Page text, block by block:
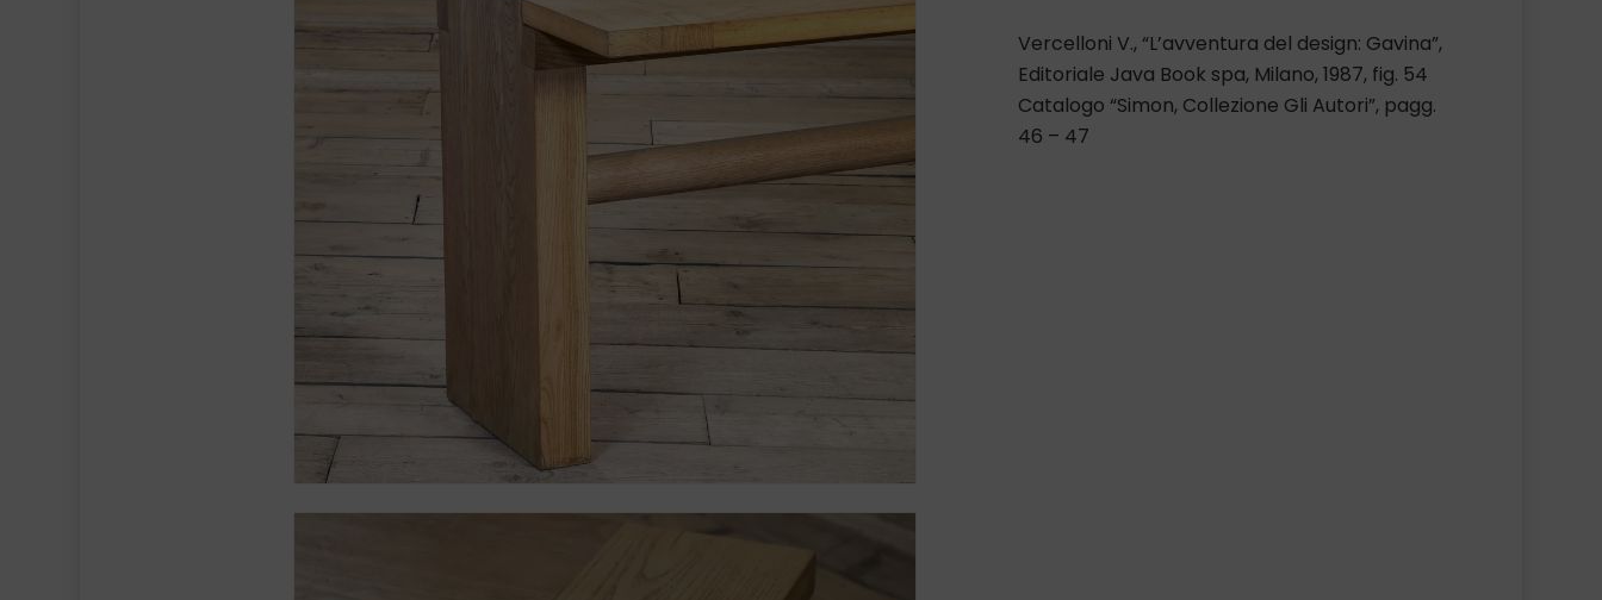
Vercelloni V., “L’avventura del design: Gavina”,
Editoriale Java Book spa, Milano, 1987, fig. 54
Catalogo “Simon, Collezione Gli Autori”, pagg.
46 – 47